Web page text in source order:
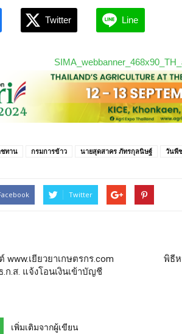
Twitter Line
ทาน กรมการข้าว นายสุดสาคร ภัทรกุลนิษฐ์ วันพื
Twitter
www.เยียวยาเกษตรกร.com
.ส. แจ้งโอนเงินเข้าบัญชี
พิธีห
เพิ่มเติมจากผู้เขียน